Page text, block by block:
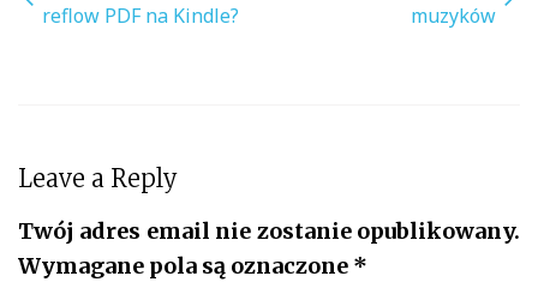
wpisu
reflow PDF na Kindle?
muzyków
Leave a Reply
Twój adres email nie zostanie opublikowany.
Wymagane pola są oznaczone *